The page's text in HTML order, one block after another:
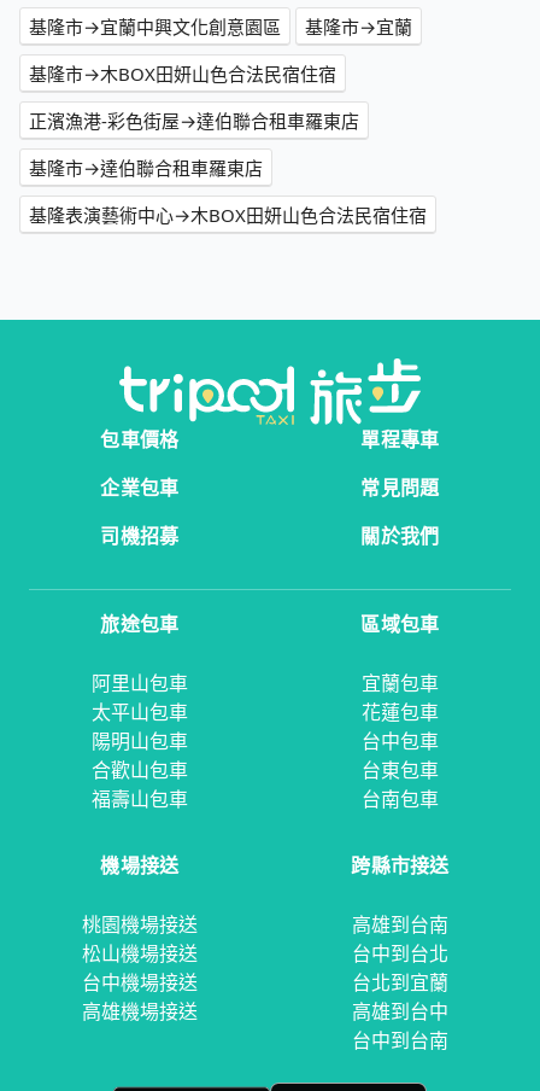
基隆市→宜蘭中興文化創意園區
基隆市→宜蘭
基隆市→木BOX田妍山色合法民宿住宿
正濱漁港-彩色街屋→達伯聯合租車羅東店
基隆市→達伯聯合租車羅東店
基隆表演藝術中心→木BOX田妍山色合法民宿住宿
包車價格
單程專車
企業包車
常見問題
司機招募
關於我們
旅途包車
阿里山包車
太平山包車
陽明山包車
合歡山包車
福壽山包車
區域包車
宜蘭包車
花蓮包車
台中包車
台東包車
台南包車
機場接送
桃園機場接送
松山機場接送
台中機場接送
高雄機場接送
跨縣市接送
高雄到台南
台中到台北
台北到宜蘭
高雄到台中
台中到台南